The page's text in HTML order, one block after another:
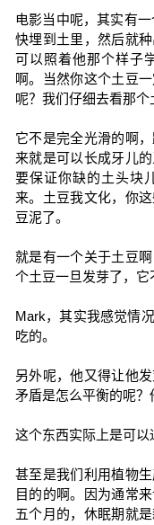
电影当中呢，其实有
快埋到土里，然后就
可以照着他那个样子
啊。当然你这个土豆
呢？我们仔细去看那个
它不是完全光滑的啊
来就是可以长成牙儿
要保证你缺的土头块
来。土豆我文化，你
豆泥了。
就是有一个关于土豆
个土豆一旦发芽了，它
Mark，其实我感觉情
吃的。
另外呢，他又得让他
矛盾是怎么平衡的呢？
这个东西实际上是可以
甚至是我们利用植物
目的的啊。因为通常
五个月的，休眠期就